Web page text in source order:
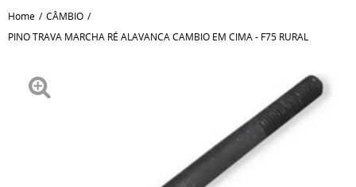
Home
CÂMBIO
PINO TRAVA MARCHA RÉ ALAVANCA CAMBIO EM CIMA - F75 RURAL